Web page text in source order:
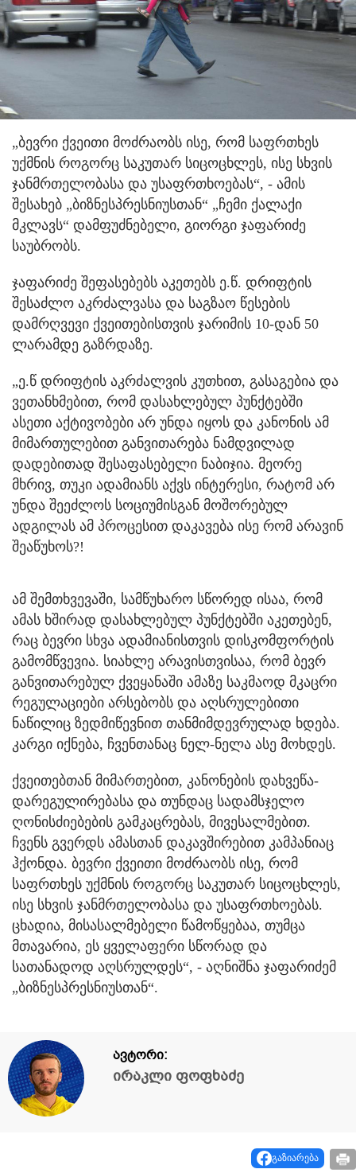
„ბევრი ქვეითი მოძრაობს ისე, რომ საფრთხეს
უქმნის როგორც საკუთარ სიცოცხლეს, ისე სხვის
ჯანმრთელობასა და უსაფრთხოებას“, - ამის
შესახებ „ბიზნესპრესნიუსთან“ „ჩემი ქალაქი
მკლავს“ დამფუძნებელი, გიორგი ჯაფარიძე
საუბრობს.
ჯაფარიძე შეფასებებს აკეთებს ე.წ. დრიფტის
შესაძლო აკრძალვასა და საგზაო წესების
დამრღვევი ქვეითებისთვის ჯარიმის 10-დან 50
ლარამდე გაზრდაზე.
„ე.წ დრიფტის აკრძალვის კუთხით, გასაგებია და
ვეთანხმებით, რომ დასახლებულ პუნქტებში
ასეთი აქტივობები არ უნდა იყოს და კანონის ამ
მიმართულებით განვითარება ნამდვილად
დადებითად შესაფასებელი ნაბიჯია. მეორე
მხრივ, თუკი ადამიანს აქვს ინტერესი, რატომ არ
უნდა შეეძლოს სოციუმისგან მოშორებულ
ადგილას ამ პროცესით დაკავება ისე რომ არავინ
შეაწუხოს?!
ამ შემთხვევაში, სამწუხარო სწორედ ისაა, რომ
ამას ხშირად დასახლებულ პუნქტებში აკეთებენ,
რაც ბევრი სხვა ადამიანისთვის დისკომფორტის
გამომწვევია. სიახლე არავისთვისაა, რომ ბევრ
განვითარებულ ქვეყანაში ამაზე საკმაოდ მკაცრი
რეგულაციები არსებობს და აღსრულებითი
ნაწილიც ზედმიწევნით თანმიმდევრულად ხდება.
კარგი იქნება, ჩვენთანაც ნელ-ნელა ასე მოხდეს.
ქვეითებთან მიმართებით, კანონების დახვეწა-
დარეგულირებასა და თუნდაც სადამსჯელო
ღონისძიებების გამკაცრებას, მივესალმებით.
ჩვენს გვერდს ამასთან დაკავშირებით კამპანიაც
ჰქონდა. ბევრი ქვეითი მოძრაობს ისე, რომ
საფრთხეს უქმნის როგორც საკუთარ სიცოცხლეს,
ისე სხვის ჯანმრთელობასა და უსაფრთხოებას.
ცხადია, მისასალმებელი წამოწყებაა, თუმცა
მთავარია, ეს ყველაფერი სწორად და
სათანადოდ აღსრულდეს“, - აღნიშნა ჯაფარიძემ
„ბიზნესპრესნიუსთან“.
ავტორი:
ირაკლი ფოფხაძე
გაზიარება